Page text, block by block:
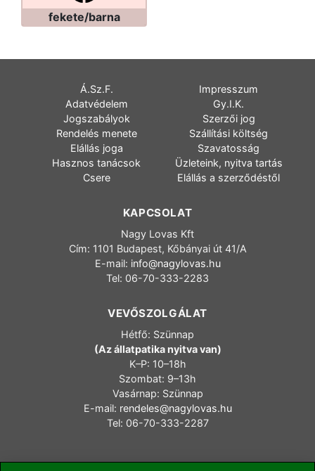
fekete/barna
Á.Sz.F.
Impresszum
Adatvédelem
Gy.I.K.
Jogszabályok
Szerzői jog
Rendelés menete
Szállítási költség
Elállás joga
Szavatosság
Hasznos tanácsok
Üzleteink, nyitva tartás
Csere
Elállás a szerződéstől
KAPCSOLAT
Nagy Lovas Kft
Cím: 1101 Budapest, Kőbányai út 41/A
E-mail: info@nagylovas.hu
Tel: 06-70-333-2283
VEVŐSZOLGÁLAT
Hétfő: Szünnap
(Az állatpatika nyitva van)
K–P: 10–18h
Szombat: 9–13h
Vasárnap: Szünnap
E-mail: rendeles@nagylovas.hu
Tel: 06-70-333-2287